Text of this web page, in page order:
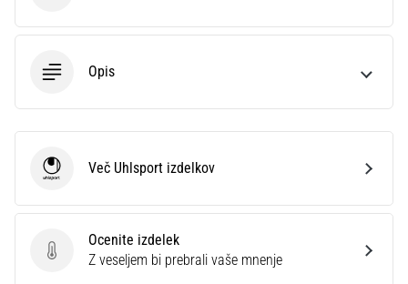
Opis
Ocenite izdelek
Ocenite izdelek
Z veseljem bi prebrali vaše mnenje
UhlsportVeč Uhlsport izdelkov